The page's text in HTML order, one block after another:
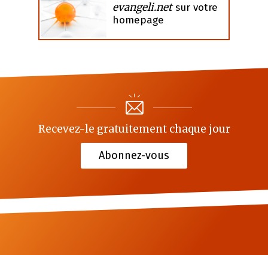
evangeli.netsur votre
homepage
Recevez-le gratuitement chaque jour
Abonnez-vous